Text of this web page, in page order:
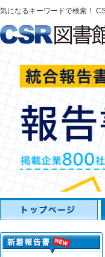
気になるキーワードで検索！